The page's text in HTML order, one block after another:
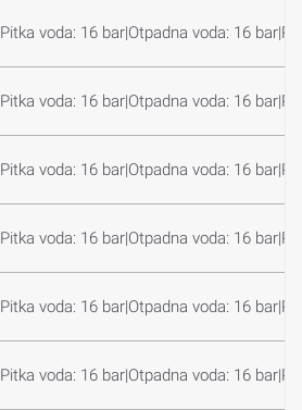
Pitka voda: 16 bar|Otpadna voda: 16
Pitka voda: 16 bar|Otpadna voda: 16
Pitka voda: 16 bar|Otpadna voda: 16
Pitka voda: 16 bar|Otpadna voda: 16
Pitka voda: 16 bar|Otpadna voda: 16
Pitka voda: 16 bar|Otpadna voda: 16